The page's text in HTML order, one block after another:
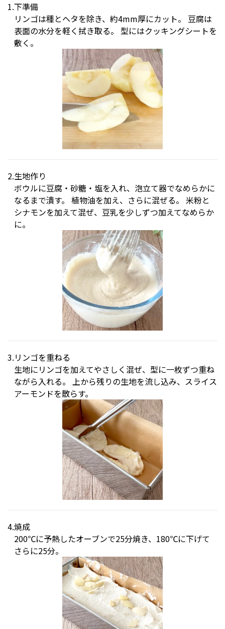
下準備
リンゴは種とヘタを除き、約4mm厚にカット。 豆腐は
表面の水分を軽く拭き取る。 型にはクッキングシートを
敷く。
生地作り
ボウルに豆腐・砂糖・塩を入れ、泡立て器でなめらかに
なるまで潰す。 植物油を加え、さらに混ぜる。 米粉と
シナモンを加えて混ぜ、豆乳を少しずつ加えてなめらか
に。
リンゴを重ねる
生地にリンゴを加えてやさしく混ぜ、型に一枚ずつ重ね
ながら入れる。 上から残りの生地を流し込み、スライス
アーモンドを散らす。
焼成
200℃に予熱したオーブンで25分焼き、180℃に下げて
さらに25分。